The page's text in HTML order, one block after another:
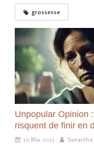
grossesse
Unpopular Opinion
risquent de finir en
10 Mar 2025